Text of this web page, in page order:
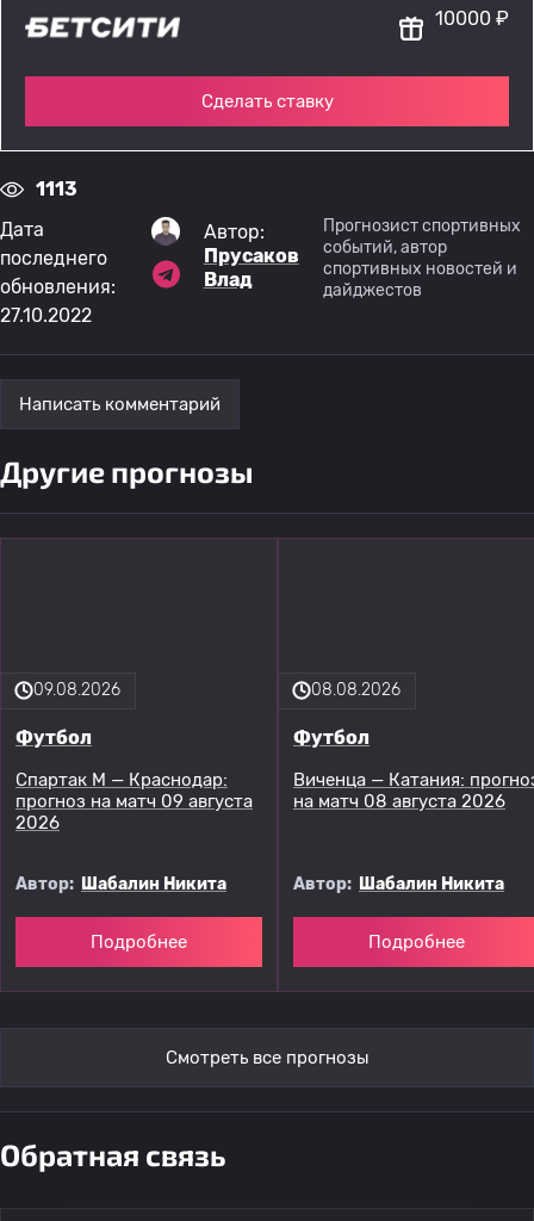
10000 ₽
Сделать ставку
1113
Дата
последнего
обновления:
27.10.2022
Автор:
Прусаков
Влад
Прогнозист спортивных
событий, автор
спортивных новостей и
дайджестов
Написать комментарий
Другие прогнозы
09.08.2026
Футбол
Спартак М — Краснодар:
прогноз на матч 09 августа
2026
Автор: Шабалин Никита
Подробнее
08.08.2026
Футбол
Виченца — Катания:
на матч 08 августа 2026
Автор: Шабалин Никита
Подробнее
Смотреть все прогнозы
Обратная связь